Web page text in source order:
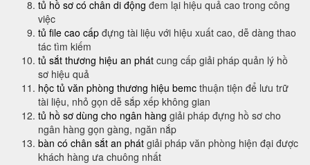
tủ hồ sơ có chân di động đem lại hiệu quả cao trong công
việc
tủ file cao cấp đựng tài liệu với hiệu xuất cao, dễ dàng thao
tác tìm kiếm
tủ sắt thương hiệu an phát cung cấp giải pháp quản lý hồ
sơ hiệu quả
hộc tủ văn phòng thương hiệu bemc thuận tiện để lưu trữ
tài liệu, nhỏ gọn dễ sắp xếp không gian
tủ hồ sơ dùng cho ngân hàng giải pháp đựng hồ sơ cho
ngân hàng gọn gàng, ngăn nắp
bàn có chân sắt an phát giải pháp văn phòng hiện đại được
khách hàng ưa chuông nhất